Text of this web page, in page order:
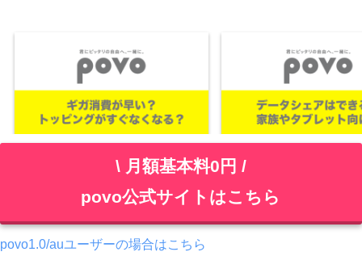
\ 月額基本料0円 /
povo公式サイトはこちら
povo1.0/auユーザーの場合はこちら
povo2.0でギガの減り(消費)が早
い？データトッピングがすぐなくな
povoにデータシェアはあ
レットやiPad向けシェア
は？